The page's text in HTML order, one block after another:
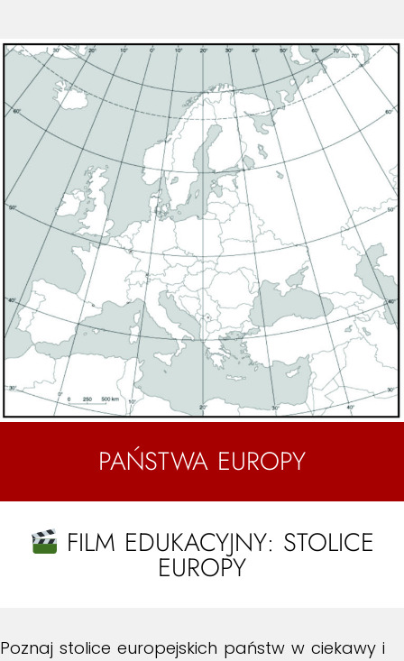
PAŃSTWA EUROPY
FILM EDUKACYJNY: STOLICE
EUROPY
Poznaj stolice europejskich państw w ciekawy i